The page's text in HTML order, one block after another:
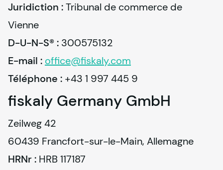
Juridiction : Tribunal de commerce de
D-U-N-S® :
E-mail : office@fiskaly.com
Téléphone : +43 1 997 445 9
fiskaly Germany GmbH
Zeilweg 42
HRNr :